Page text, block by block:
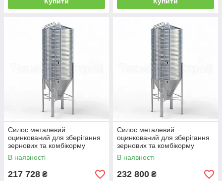
Силос металевий
оцинкований для зберігання
зернових та комбікорму
СМОЗ-15
В наявності
217 728 ₴
Силос металевий
оцинкований для зберігання
зернових та комбікорму
СМОЗ-18
В наявності
232 800 ₴